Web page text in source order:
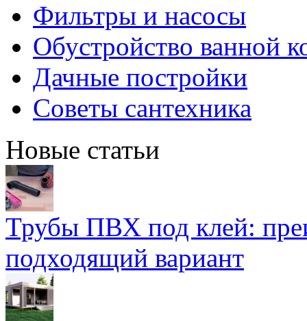
Фильтры и насосы
Обустройство ванной
Дачные постройки
Советы сантехника
Новые статьи
Трубы ПВХ под клей:
подходящий вариант